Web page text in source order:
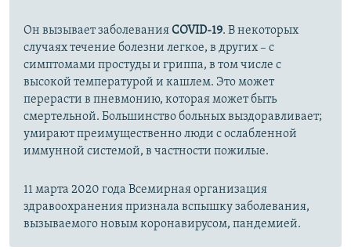
Он вызывает заболеванияCOVID-19. В некоторых
случаях течение болезни легкое, в других – с
симптомами простуды и гриппа, в том числе с
высокой температурой и кашлем. Это может
перерасти в пневмонию, которая может быть
смертельной. Большинство больных выздоравливает;
умирают преимущественно люди с ослабленной
иммунной системой, в частности пожилые.
11 марта 2020 года Всемирная организация
здравоохранения признала вспышку заболевания,
вызываемого новым коронавирусом, пандемией.